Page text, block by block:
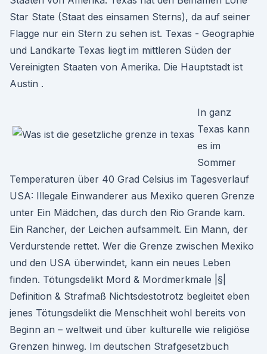
Star State (Staat des einsamen Sterns), da auf seiner
Flagge nur ein Stern zu sehen ist. Texas - Geographie
und Landkarte Texas liegt im mittleren Süden der
Vereinigten Staaten von Amerika. Die Hauptstadt ist
Austin .
In ganz
Texas kann
es im
Sommer
Temperaturen über 40 Grad Celsius im Tagesverlauf
USA: Illegale Einwanderer aus Mexiko queren Grenze
unter Ein Mädchen, das durch den Rio Grande kam.
Ein Rancher, der Leichen aufsammelt. Ein Mann, der
Verdurstende rettet. Wer die Grenze zwischen Mexiko
und den USA überwindet, kann ein neues Leben
finden. Tötungsdelikt Mord & Mordmerkmale |§|
Definition & Strafmaß Nichtsdestotrotz begleitet eben
jenes Tötungsdelikt die Menschheit wohl bereits von
Beginn an – weltweit und über kulturelle wie religiöse
Grenzen hinweg. Im deutschen Strafgesetzbuch